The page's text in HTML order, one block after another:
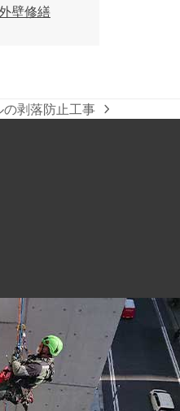
壁修繕
剥落防止工事